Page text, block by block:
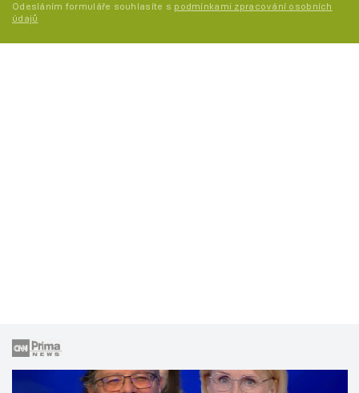
Odesláním formuláře souhlasíte s podmínkami zpracování osobních
údajů